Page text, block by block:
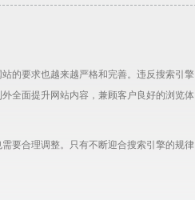
的要求也越来越严格和完善。违反搜索引擎
全面提升网站内容，兼顾客户良好的浏览体
要合理调整。只有不断迎合搜索引擎的规律